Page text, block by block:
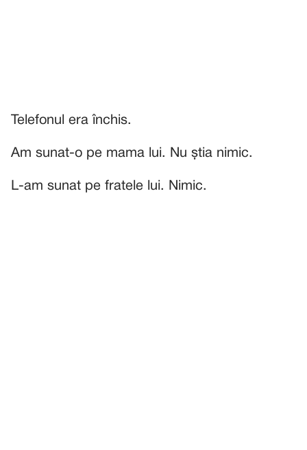
Telefonul era închis.
Am sunat-o pe mama lui. Nu știa nimic.
L-am sunat pe fratele lui. Nimic.